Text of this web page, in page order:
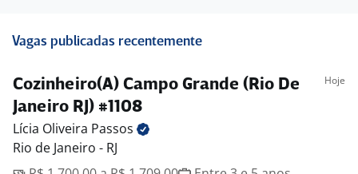
Vagas publicadas recentemente
Cozinheiro(A) Campo Grande (Rio De
Janeiro RJ) #1108
Hoje
Lícia Oliveira Passos
Rio de Janeiro - RJ